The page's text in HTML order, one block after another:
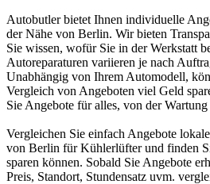
Autobutler bietet Ihnen individuelle
der Nähe von Berlin. Wir bieten
Sie wissen, wofür Sie in der Werkstatt
Autoreparaturen variieren je nach
Unabhängig von Ihrem Automodell,
Vergleich von Angeboten viel Geld
Sie Angebote für alles, von der
Vergleichen Sie einfach Angebote
von Berlin für Kühlerlüfter und finden
sparen können. Sobald Sie Angebote
Preis, Standort, Stundensatz uvm.